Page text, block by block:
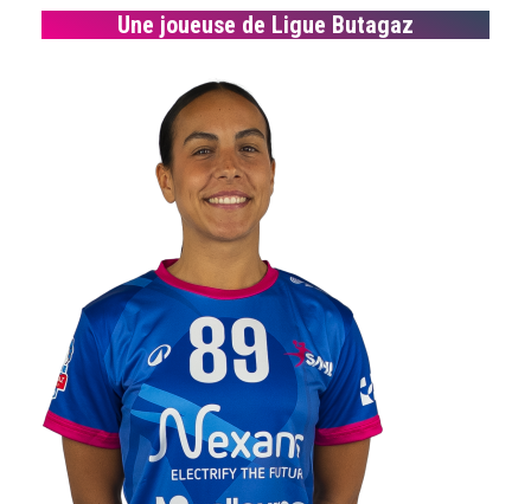
Une joueuse de Ligue Butagaz